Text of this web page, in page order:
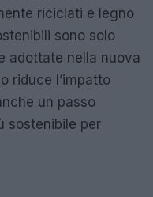
riciclati e legno
sono solo
adottate nella nuova
riduce l’impatto
un passo
sostenibile per